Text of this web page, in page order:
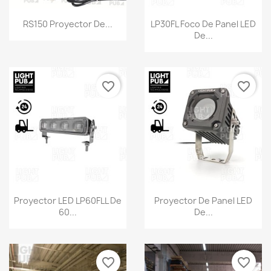
RS150 Proyector De...
LP30FL Foco De Panel LED
De...
Proyector LED LP60FLL De
60...
favorite_border
Proyector De Panel LED
De...
favorite_border
favorite_border favorite_border